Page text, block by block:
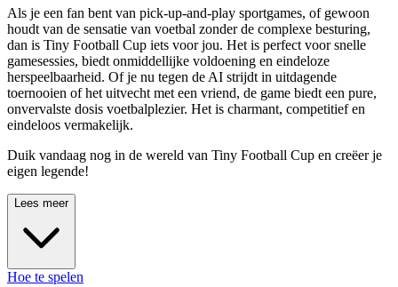
Als je een fan bent van pick-up-and-play sportgames, of gewoon
houdt van de sensatie van voetbal zonder de complexe besturing,
dan is Tiny Football Cup iets voor jou. Het is perfect voor snelle
gamesessies, biedt onmiddellijke voldoening en eindeloze
herspeelbaarheid. Of je nu tegen de AI strijdt in uitdagende
toernooien of het uitvecht met een vriend, de game biedt een pure,
onvervalste dosis voetbalplezier. Het is charmant, competitief en
eindeloos vermakelijk.
Duik vandaag nog in de wereld van Tiny Football Cup en creëer je
eigen legende!
Lees meer
Hoe te spelen